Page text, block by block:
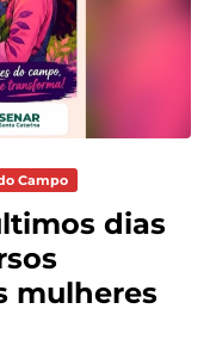
Campo
dias
mulheres